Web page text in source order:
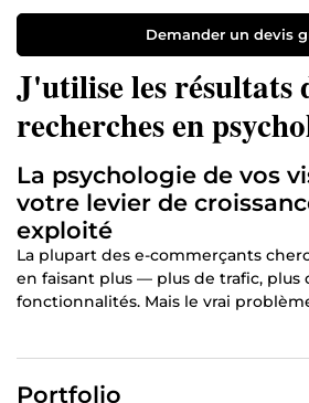
Demander un devis
J'utilise les résultats
recherches en
appliquée au web
les ventes.
La psychologie de vos
votre levier de
exploité
La plupart des e-commerçants
en faisant plus — plus de trafic, plus
fonctionnalités. Mais le vrai
Portfolio